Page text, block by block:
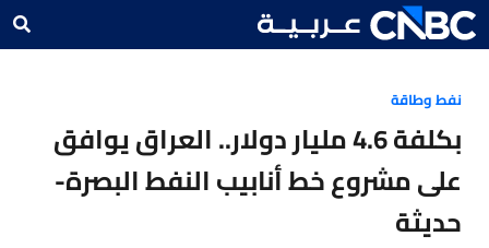
نفط وطاقة
بكلفة 4.6 مليار دولار.. العراق يوافق
على مشروع خط أنابيب النفط البصرة-
حديثة